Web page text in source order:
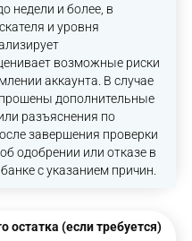
недели и более, в
и уровня
возможные риски
аккаунта. В случае
дополнительные
разъяснения по
завершения проверки
одобрении или отказе в
с указанием причин.
(если требуется)